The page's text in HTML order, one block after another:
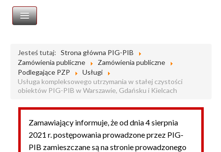
Zamówienia publiczne
Profil nabywcy
Platforma zakupowa
Podlegające PZP
Usługi
Dostawy
Jesteś tutaj: Strona główna PIG-PIB
Zamówienia publiczne
Zamówienia publiczne
Podlegające PZP
Usługi
Usługa kompleksowego utrzymania w stałej czystości
obiektów PIG-PIB w Warszawie, Gdańsku i Kielcach
Zamawiający informuje, że od dnia 4 sierpnia
2021 r. postępowania prowadzone przez PIG-
PIB zamieszczane są na stronie prowadzonego